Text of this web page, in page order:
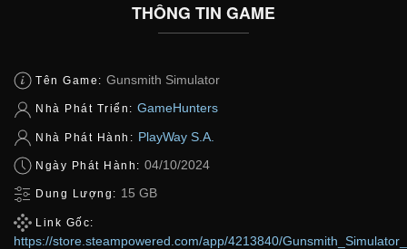
THÔNG TIN GAME
Tên Game: Gunsmith Simulator
Nhà Phát Triển: GameHunters
Nhà Phát Hành: PlayWay S.A.
Ngày Phát Hành: 04/10/2024
Dung Lượng: 15 GB
Link Gốc:
https://store.steampowered.com/app/4213840/